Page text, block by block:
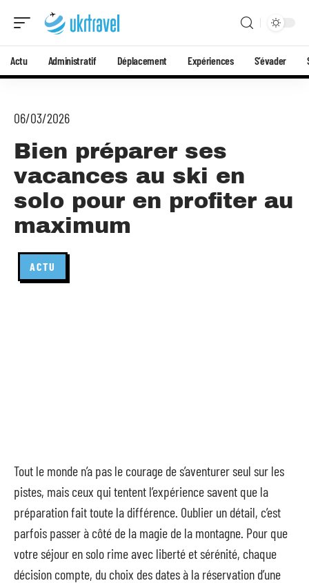
Actu Administratif Déplacement Expériences S’évader
06/03/2026
Bien préparer ses
vacances au ski en
solo pour en profiter au
maximum
ACTU
Tout le monde n’a pas le courage de s’aventurer seul sur les
pistes, mais ceux qui tentent l’expérience savent que la
préparation fait toute la différence. Oublier un détail, c’est
parfois passer à côté de la magie de la montagne. Pour que
votre séjour en solo rime avec liberté et sérénité, chaque
décision compte, du choix des dates à la réservation d’une